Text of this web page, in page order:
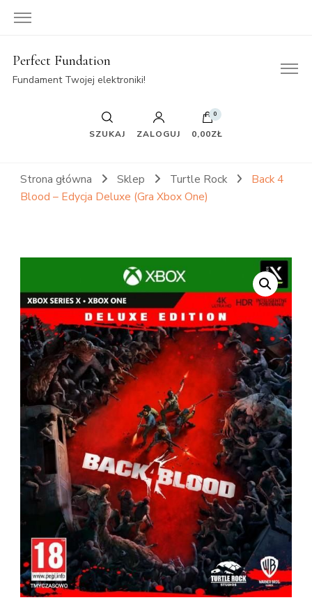
Perfect Fundation
Fundament Twojej elektroniki!
SZUKAJ ZALOGUJ
0
0,00ZŁ
Strona główna Sklep Turtle Rock
Back 4
Blood – Edycja Deluxe (Gra Xbox One)